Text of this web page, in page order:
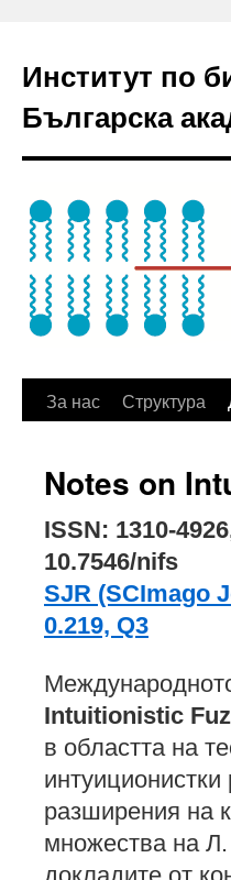
Институт по
Българска
За нас Структура
Notes on
ISSN: 1310-
10.7546/nifs
SJR (SCImago
0.219, Q3
Intuitionistic
в областта на
разширения на
множества на Л.